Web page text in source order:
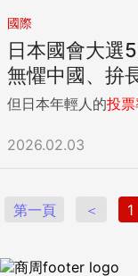
國際
日本國會大選
無懼中國、拚
但日本年輕人的投
2026.02.03
第一頁 ＜ 1